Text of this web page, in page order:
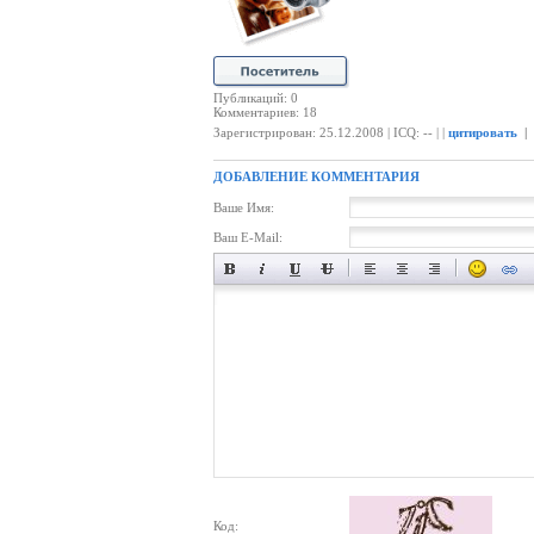
Публикаций: 0
Комментариев: 18
Зарегистрирован: 25.12.2008 | ICQ: -- | | цитировать |
ДОБАВЛЕНИЕ КОММЕНТАРИЯ
Ваше Имя:
Ваш E-Mail:
Код: